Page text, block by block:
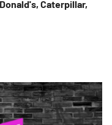
Caterpillar,